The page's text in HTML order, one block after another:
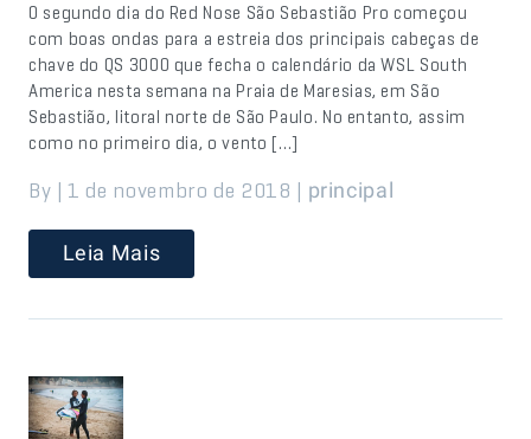
O segundo dia do Red Nose São Sebastião Pro começou
com boas ondas para a estreia dos principais cabeças de
chave do QS 3000 que fecha o calendário da WSL South
America nesta semana na Praia de Maresias, em São
Sebastião, litoral norte de São Paulo. No entanto, assim
como no primeiro dia, o vento […]
By | 1 de novembro de 2018 | principal
Leia Mais